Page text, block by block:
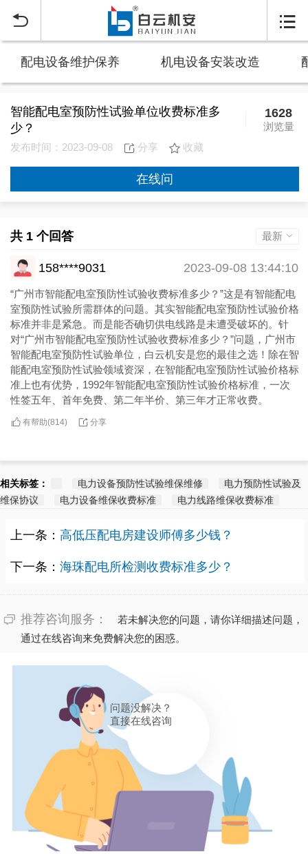
 
配电设备维护保养 机电设备安装改造
智能配电室预防性试验单位收费标准多
少？
1628
浏览量
发布时间：2023-09-08
分享 收藏
在线问
共 1 个回答 最新
158****9031 2023-09-08 13:44:10
“广州市智能配电室预防性试验收费标准多少？”这是有智能配电
室预防性试验所需群体的问题。其实智能配电室预防性试验价格
标准并非是紧急。而是能否确切供电线路是未遭受破坏的。针
对“广州市智能配电室预防性试验收费标准多少？”问题，广州市
智能配电室预防性试验单位，白云机安是您的最佳之选！除在智
能配电室预防性试验领域资深，在智能配电室预防性试验价格标
准上也有优势，1992年智能配电室预防性试验价格标准，一次
性签五年、首年免费、第二年半价、第三年才正常收费。
有帮助(814) 分享
相关标签： 电力设备预防性试验维保维修
电力预防性试验及
维保协议
电力设备维保收费标准 电力线路维保收费标准
上一条： 高低压配电房建设师傅多少钱？
下一条： 海珠配电所检测收费标准多少？
推荐咨询服务：
若未解决您的问题，请你详细描述问题，
通过在线咨询来免费解决您的困惑。
问题没解决？
直接在线咨询